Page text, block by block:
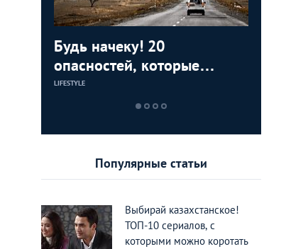
Будь начеку! 20
опасностей, которые
подстерегают нерадивого
туриста в Казахстане
LIFESTYLE
Популярные статьи
Выбирай казахстанское!
ТОП-10 сериалов, с
которыми можно коротать